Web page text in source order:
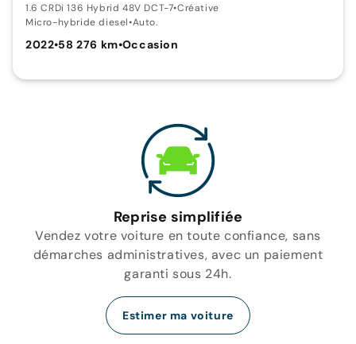
1.6 CRDi 136 Hybrid 48V DCT-7•Créative
Micro-hybride diesel•Auto.
2022•58 276 km•Occasion
Reprise simplifiée
Vendez votre voiture en toute confiance, sans
démarches administratives, avec un paiement
garanti sous 24h.
Estimer ma voiture